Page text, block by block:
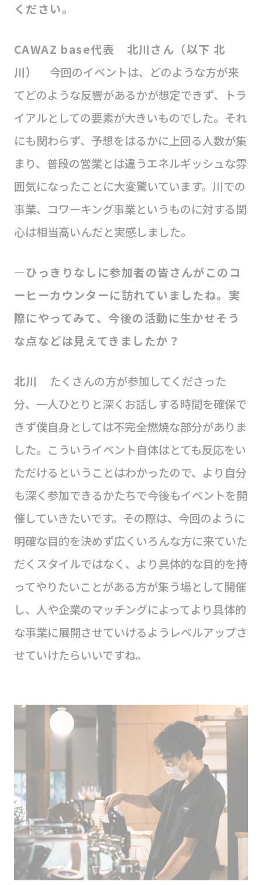
ください。
CAWAZ base代表 北川さん（以下 北
川） 今回のイベントは、どのような方が来
てどのような反響があるかが想定できず、トラ
イアルとしての要素が大きいものでした。それ
にも関わらず、予想をはるかに上回る人数が集
まり、普段の営業とは違うエネルギッシュな雰
囲気になったことに大変驚いています。川での
事業、コワーキング事業というものに対する関
心は相当高いんだと実感しました。
―ひっきりなしに参加者の皆さんがこのコ
ーヒーカウンターに訪れていましたね。実
際にやってみて、今後の活動に生かせそう
な点などは見えてきましたか？
北川 たくさんの方が参加してくださった
分、一人ひとりと深くお話しする時間を確保で
きず僕自身としては不完全燃焼な部分がありま
した。こういうイベント自体はとても反応をい
ただけるということはわかったので、より自分
も深く参加できるかたちで今後もイベントを開
催していきたいです。その際は、今回のように
明確な目的を決めず広くいろんな方に来ていた
だくスタイルではなく、より具体的な目的を持
ってやりたいことがある方が集う場として開催
し、人や企業のマッチングによってより具体的
な事業に展開させていけるようレベルアップさ
せていけたらいいですね。